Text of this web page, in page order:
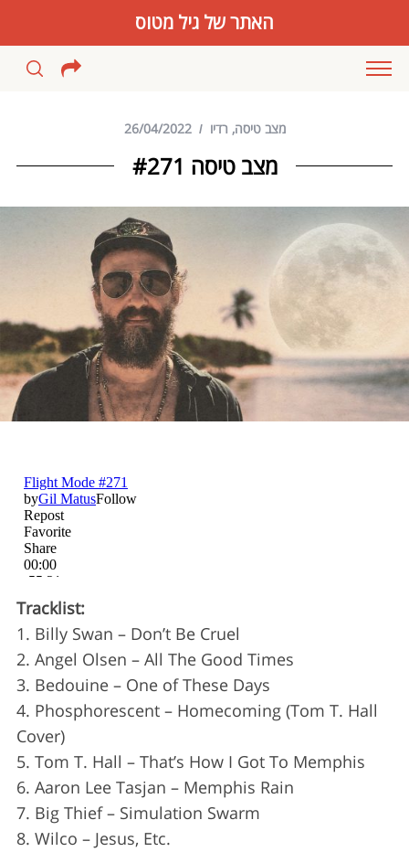
מצב טיסה, רדיו 26/04/2022
מצב טיסה #271
Tracklist:
1. Billy Swan – Don’t Be Cruel
2. Angel Olsen – All The Good Times
3. Bedouine – One of These Days
4. Phosphorescent – Homecoming (Tom T. Hall
Cover)
5. Tom T. Hall – That’s How I Got To Memphis
6. Aaron Lee Tasjan – Memphis Rain
7. Big Thief – Simulation Swarm
8. Wilco – Jesus, Etc.
r
האתר של גיל מטוס